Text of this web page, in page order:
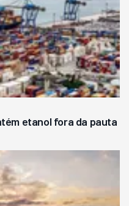
etanol fora da pauta